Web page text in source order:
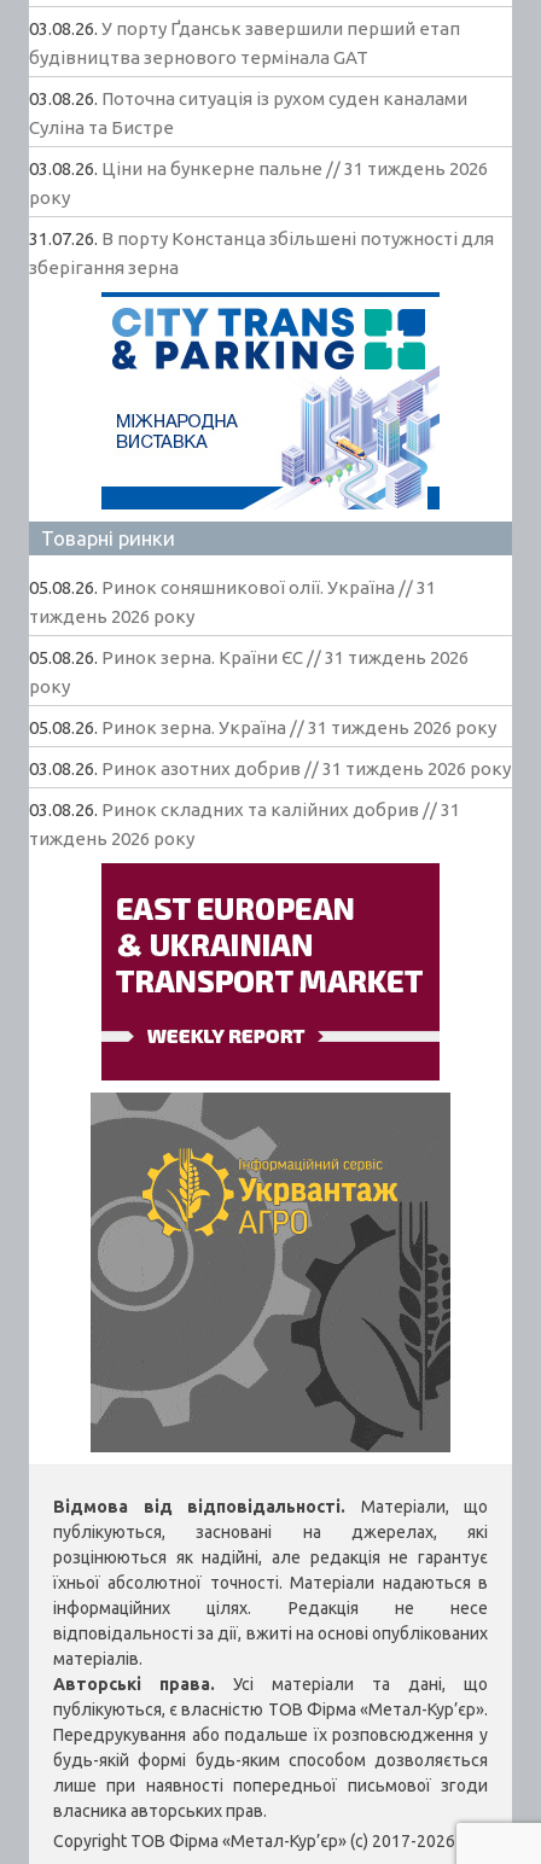
03.08.26. У порту Ґданськ завершили перший етап
будівництва зернового термінала GAT
03.08.26. Поточна ситуація із рухом суден каналами
Суліна та Бистре
03.08.26. Ціни на бункерне пальне // 31 тиждень 2026
року
31.07.26. В порту Констанца збільшені потужності для
зберігання зерна
Товарні ринки
05.08.26. Ринок соняшникової олії. Україна // 31
тиждень 2026 року
05.08.26. Ринок зерна. Країни ЄС // 31 тиждень 2026
року
05.08.26. Ринок зерна. Україна // 31 тиждень 2026 року
03.08.26. Ринок азотних добрив // 31 тиждень 2026 року
03.08.26. Ринок складних та калійних добрив // 31
тиждень 2026 року
Відмова від відповідальності. Матеріали, що
публікуються, засновані на джерелах, які
розцінюються як надійні, але редакція не гарантує
їхньої абсолютної точності. Матеріали надаються в
інформаційних цілях. Редакція не несе
відповідальності за дії, вжиті на основі опублікованих
матеріалів.
Авторські права. Усі матеріали та дані, що
публікуються, є власністю ТОВ Фірма «Метал-Кур’єр».
Передрукування або подальше їх розповсюдження у
будь-якій формі будь-яким способом дозволяється
лише при наявності попередньої письмової згоди
власника авторських прав.
Copyright ТОВ Фірма «Метал-Кур’єр» (c) 2017-2026